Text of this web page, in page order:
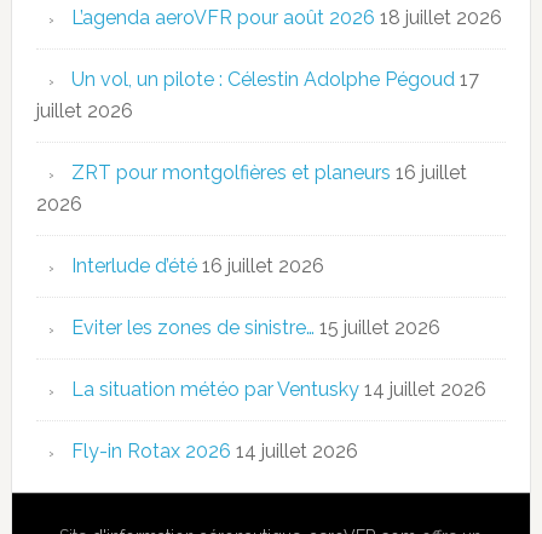
L’agenda aeroVFR pour août 2026 18 juillet 2026
Un vol, un pilote : Célestin Adolphe Pégoud 17
juillet 2026
ZRT pour montgolfières et planeurs 16 juillet
2026
Interlude d’été 16 juillet 2026
Eviter les zones de sinistre… 15 juillet 2026
La situation météo par Ventusky 14 juillet 2026
Fly-in Rotax 2026 14 juillet 2026